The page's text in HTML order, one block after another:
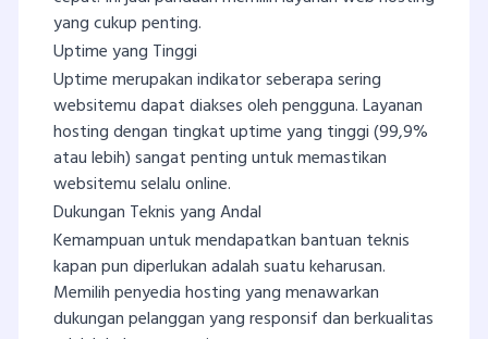
yang cukup penting.
Uptime yang Tinggi
Uptime merupakan indikator seberapa sering
websitemu dapat diakses oleh pengguna. Layanan
hosting dengan tingkat uptime yang tinggi (99,9%
atau lebih) sangat penting untuk memastikan
websitemu selalu online.
Dukungan Teknis yang Andal
Kemampuan untuk mendapatkan bantuan teknis
kapan pun diperlukan adalah suatu keharusan.
Memilih penyedia hosting yang menawarkan
dukungan pelanggan yang responsif dan berkualitas